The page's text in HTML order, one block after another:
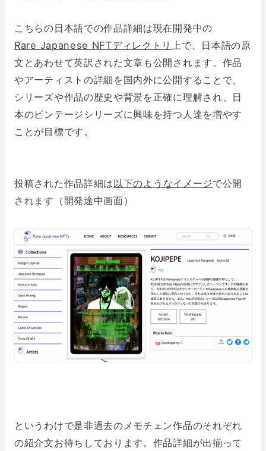
こちらの日本語での作品詳細は現在開発中の
Rare Japanese NFTディレクトリ上で、日本語の原
文とあわせて英訳された文章も公開されます。作品
やアーティストの詳細を国内外に公開することで、
シリーズや作品の歴史や背景を正確に理解され、日
本のビンテージシリーズに興味を持つ人達を増やす
ことが目標です。
投稿された作品詳細は以下のようなイメージで公開
されます（開発途中画面）
というわけで是非過去のメモチェン作品のそれぞれ
の紹介文お待ちしております。作品詳細が出揃って